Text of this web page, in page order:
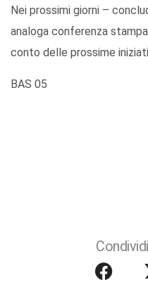
Nei prossimi giorni –
analoga conferenza
conto delle prossime
BAS 05